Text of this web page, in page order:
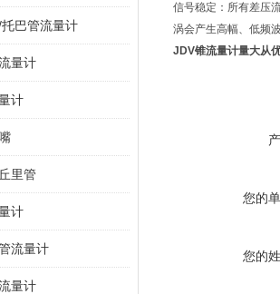
巴管流量计
量计
计
里管
计
流量计
量计
信号稳定：所有差压
涡会产生高幅、低频
JDV锥流量计量大从
您的
您的